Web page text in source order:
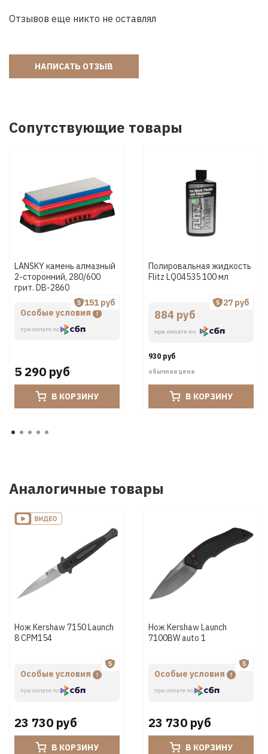
Отзывов еще никто не оставлял
НАПИСАТЬ ОТЗЫВ
Сопутствующие товары
LANSKY камень алмазный
2-сторонний, 280/600
грит. DB-2860
Особые условия
при оплате по
151 руб
5 290 руб
В КОРЗИНУ
Полировальная жидкость
Flitz LQ04535 100 мл
884 руб
при оплате по
27 руб
930 руб
обычная цена
В КОРЗИНУ
Аналогичные товары
Нож Kershaw 7150 Launch
8 CPM154
Особые условия
при оплате по
23 730 руб
В КОРЗИНУ
Нож Kershaw Launch
7100BW auto 1
Особые условия
при оплате по
23 730 руб
В КОРЗИНУ